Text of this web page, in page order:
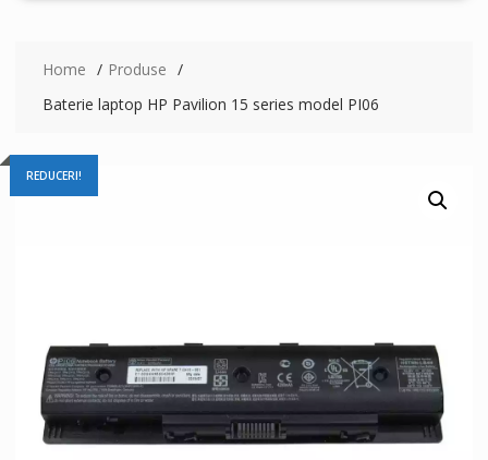
Home
Produse
Baterie laptop HP Pavilion 15 series model PI06
REDUCERI!